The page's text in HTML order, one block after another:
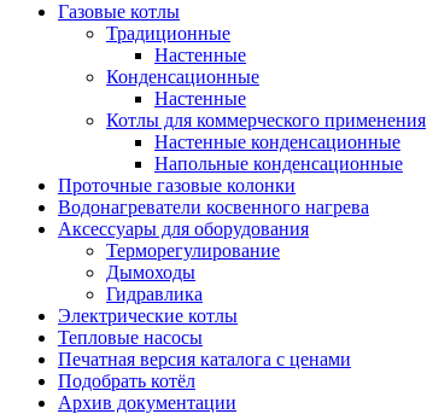
Газовые котлы
Традиционные
Настенные
Конденсационные
Настенные
Котлы для коммерческого применения
Настенные конденсационные
Напольные конденсационные
Проточные газовые колонки
Водонагреватели косвенного нагрева
Аксессуары для оборудования
Терморегулирование
Дымоходы
Гидравлика
Электрические котлы
Тепловые насосы
Печатная версия каталога с ценами
Подобрать котёл
Архив документации